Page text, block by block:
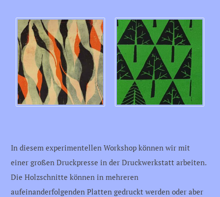
In diesem experimentellen Workshop können wir mit
einer großen Druckpresse in der Druckwerkstatt arbeiten.
Die Holzschnitte können in mehreren
aufeinanderfolgenden Platten gedruckt werden oder aber